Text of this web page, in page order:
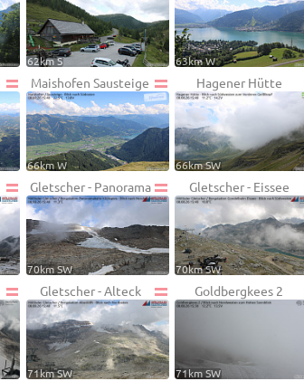
62km S 63km W
Maishofen Sausteige
66km W
Hagener Hütte
66km SW
Gletscher - Panorama
70km SW
Gletscher - Eissee
70km SW
Gletscher - Alteck
71km SW
Goldbergkees 2
71km SW